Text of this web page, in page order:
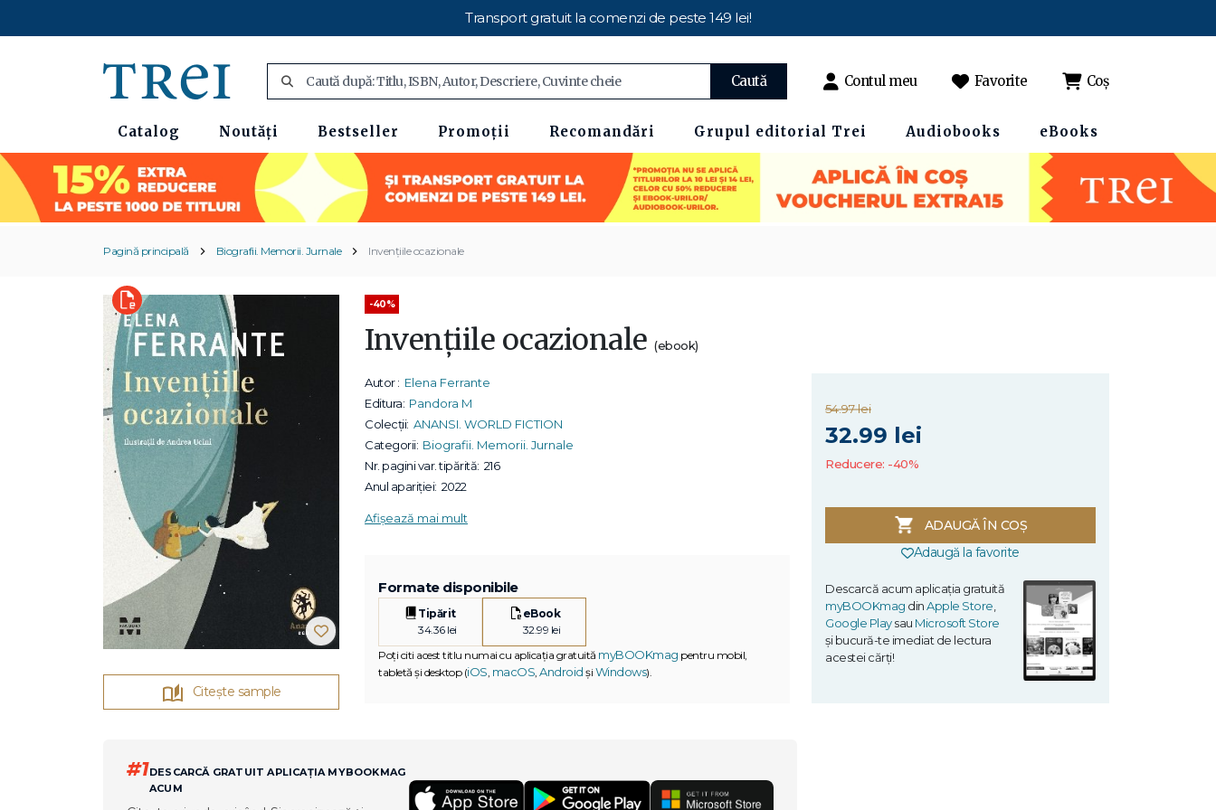
Transport gratuit la comenzi de peste 149 lei!
Caută Contul meu Favorite Coș
Catalog Noutăți Bestseller Promoții Recomandări Grupul editorial Trei Audiobooks eBooks
Pagină principală Biografii. Memorii. Jurnale Invențiile ocazionale
Citește sample
-40%
Invențiile ocazionale (ebook)
Autor : Elena Ferrante
Editura: Pandora M
Colecții: ANANSI. WORLD FICTION
Categorii: Biografii. Memorii. Jurnale
Nr. pagini var. tipărită: 216
Anul apariției: 2022
Afișează mai mult
Formate disponibile
Tipărit
34.36 lei
eBook
32.99 lei
Poți citi acest titlu numai cu aplicația gratuită myBOOKmag pentru mobil,
tabletă și desktop (iOS macOS Android și Windows).
54.97 lei
32.99 lei
Reducere: -40%
ADAUGĂ ÎN COȘ
Adaugă la favorite
Descarcă acum aplicația gratuită
myBOOKmag dinApple Store
Google Playsau Microsoft Store
și bucură-te imediat de lectura
acestei cărți!
#1DESCARCĂ GRATUIT APLICAȚIA MYBOOKMAG
ACUM